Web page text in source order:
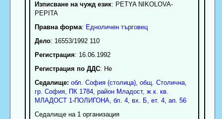
Изписване на чужд език: PETYA NIKOLOVA-
PEPITA
Правна форма: Едноличен търговец
Дело: 16553/1992 110
Регистрация: 16.06.1992
Регистрация по ДДС: Нe
Седалище: обл. София (столица), общ. Столична,
гр. София, ПК 1784, район Младост, ж.к. кв.
МЛАДОСТ 1-ПОЛИГОНА, бл. 4, вх. Б, ет. 4, ап. 56
Седалище на 1 организация